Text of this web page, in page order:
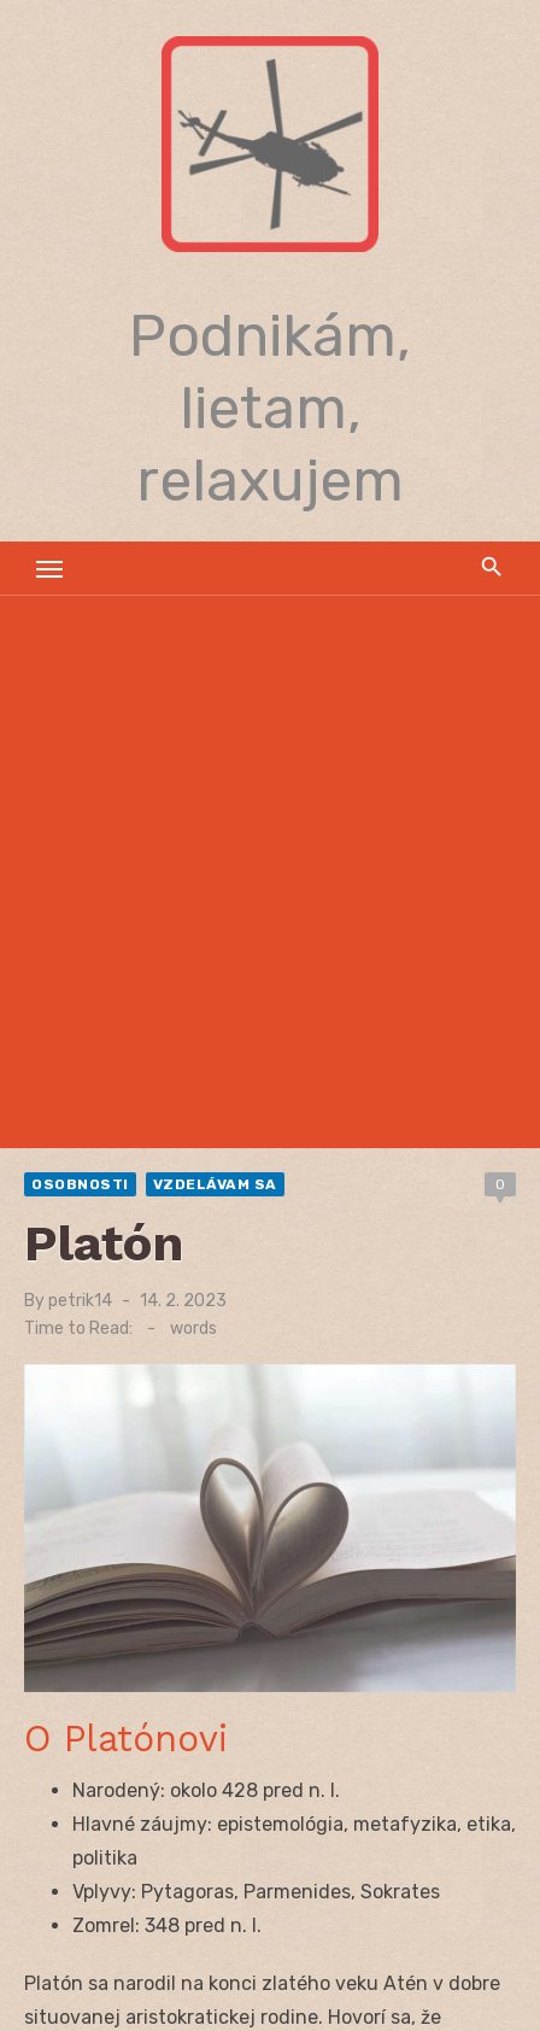
Podnikám,
lietam,
relaxujem
OSOBNOSTI VZDELÁVAM SA 0
Platón
Bypetrik14
Posted
14. 2. 2023
Time to Read:
- words
O Platónovi
Narodený: okolo 428 pred n. l.
Hlavné záujmy: epistemológia, metafyzika, etika,
politika
Vplyvy: Pytagoras, Parmenides, Sokrates
Zomrel: 348 pred n. l.
Platón sa narodil na konci zlatého veku Atén v dobre
situovanej aristokratickej rodine. Hovorí sa, že